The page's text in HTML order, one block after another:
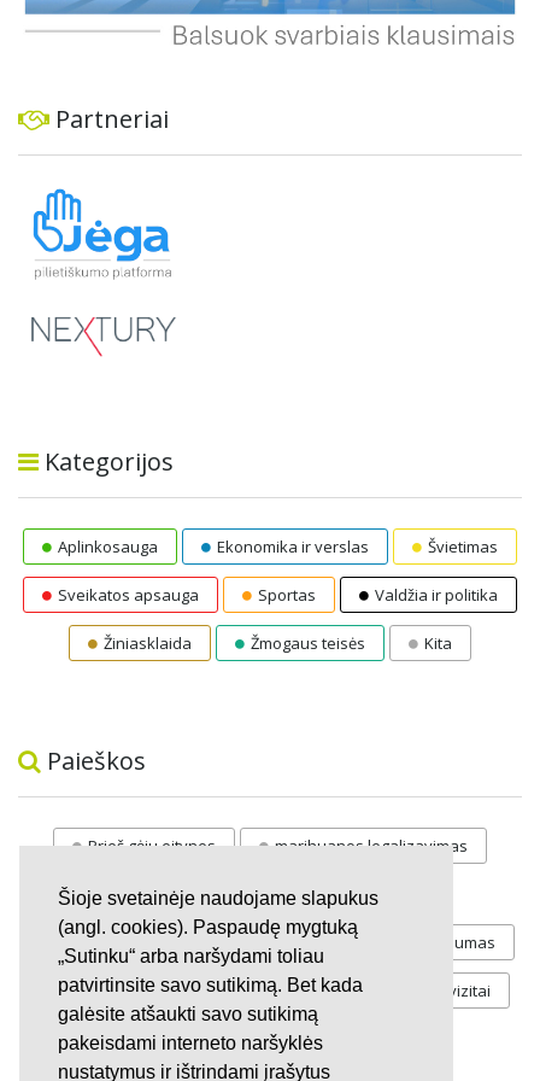
Šioje svetainėje naudojame slapukus
(angl. cookies). Paspaudę mygtuką
„Sutinku“ arba naršydami toliau
patvirtinsite savo sutikimą. Bet kada
galėsite atšaukti savo sutikimą
pakeisdami interneto naršyklės
nustatymus ir ištrindami įrašytus
Partneriai
Kategorijos
Aplinkosauga Ekonomika ir verslas Švietimas
Sveikatos apsauga Sportas Valdžia ir politika
Žiniasklaida Žmogaus teisės Kita
Paieškos
Prieš gėju eitynes marihuanos legalizavimas
STOP vaiku atemimas
Pilnos moksleivių vasaros atostogos referendumas
Keliu jaunystės Valandos Rekvizitai
Investicijos